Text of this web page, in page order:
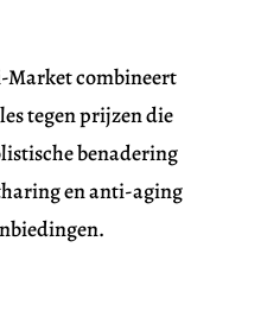
Market combineert
tegen prijzen die
benadering
en anti-aging